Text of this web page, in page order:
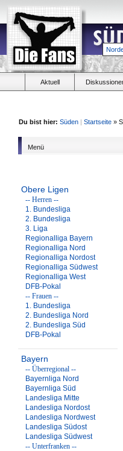
Aktuell
Du bist hier: Süden | Startseite »
Menü
Obere Ligen
-- Herren --
1. Bundesliga
2. Bundesliga
3. Liga
Regionalliga Bayern
Regionalliga Nord
Regionalliga Nordost
Regionalliga Südwest
Regionalliga West
DFB-Pokal
-- Frauen --
1. Bundesliga
2. Bundesliga Nord
2. Bundesliga Süd
DFB-Pokal
Bayern
-- Überregional --
Bayernliga Nord
Bayernliga Süd
Landesliga Mitte
Landesliga Nordost
Landesliga Nordwest
Landesliga Südost
Landesliga Südwest
-- Unterfranken --